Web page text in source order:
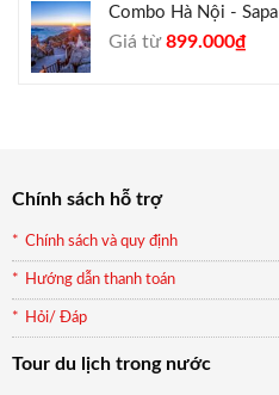
Combo Hà Nội - Sapa
Giá từGiá
899.000₫Giá
Chính sách hỗ trợ
Chính sách và quy định
Hướng dẫn thanh toán
Hỏi/ Đáp
Tour du lịch trong nước